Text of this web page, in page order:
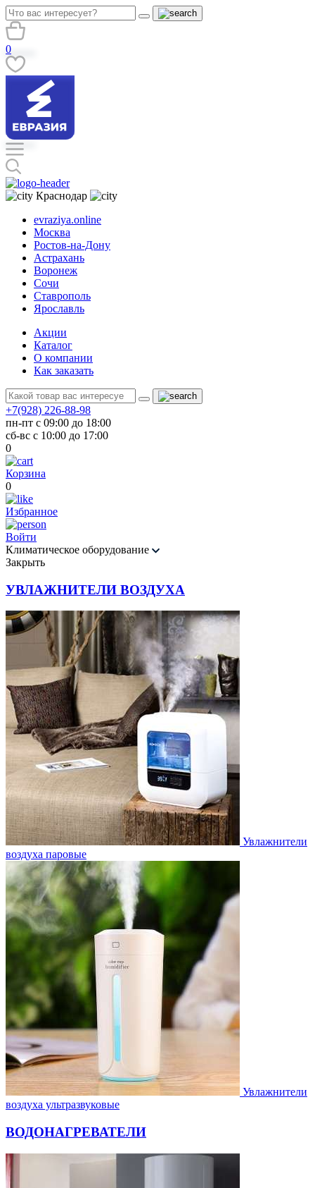
0
Краснодар
evraziya.online
Москва
Ростов-на-Дону
Астрахань
Воронеж
Сочи
Ставрополь
Ярославль
Акции
Каталог
О компании
Как заказать
+7(928) 226-88-98
пн-пт с 09:00 до 18:00
сб-вс с 10:00 до 17:00
0
Корзина
0
Избранное
Войти
Климатическое оборудование
Закрыть
УВЛАЖНИТЕЛИ ВОЗДУХА
Увлажнители
воздуха паровые
Увлажнители
воздуха ультразвуковые
ВОДОНАГРЕВАТЕЛИ